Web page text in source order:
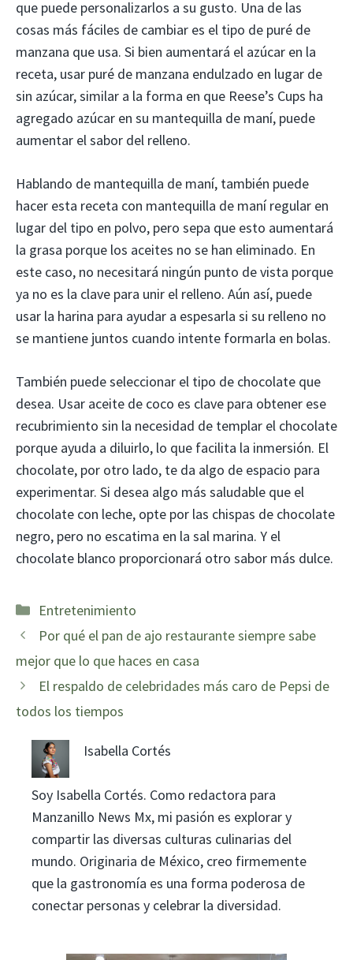
que puede personalizarlos a su gusto. Una de las
cosas más fáciles de cambiar es el tipo de puré de
manzana que usa. Si bien aumentará el azúcar en la
receta, usar puré de manzana endulzado en lugar de
sin azúcar, similar a la forma en que Reese’s Cups ha
agregado azúcar en su mantequilla de maní, puede
aumentar el sabor del relleno.
Hablando de mantequilla de maní, también puede
hacer esta receta con mantequilla de maní regular en
lugar del tipo en polvo, pero sepa que esto aumentará
la grasa porque los aceites no se han eliminado. En
este caso, no necesitará ningún punto de vista porque
ya no es la clave para unir el relleno. Aún así, puede
usar la harina para ayudar a espesarla si su relleno no
se mantiene juntos cuando intente formarla en bolas.
También puede seleccionar el tipo de chocolate que
desea. Usar aceite de coco es clave para obtener ese
recubrimiento sin la necesidad de templar el chocolate
porque ayuda a diluirlo, lo que facilita la inmersión. El
chocolate, por otro lado, te da algo de espacio para
experimentar. Si desea algo más saludable que el
chocolate con leche, opte por las chispas de chocolate
negro, pero no escatima en la sal marina. Y el
chocolate blanco proporcionará otro sabor más dulce.
Categorías
Entretenimiento
Por qué el pan de ajo restaurante siempre sabe
mejor que lo que haces en casa
El respaldo de celebridades más caro de Pepsi de
todos los tiempos
Isabella Cortés
Soy Isabella Cortés. Como redactora para
Manzanillo News Mx, mi pasión es explorar y
compartir las diversas culturas culinarias del
mundo. Originaria de México, creo firmemente
que la gastronomía es una forma poderosa de
conectar personas y celebrar la diversidad.